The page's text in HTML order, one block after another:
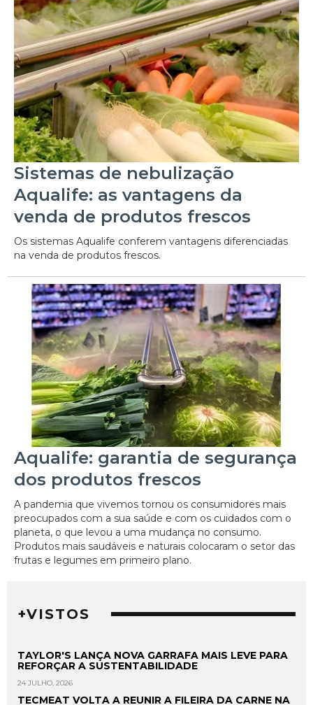
Sistemas de nebulização
Aqualife: as vantagens da
venda de produtos frescos
Os sistemas Aqualife conferem vantagens diferenciadas
na venda de produtos frescos.
Aqualife: garantia de segurança
dos produtos frescos
A pandemia que vivemos tornou os consumidores mais
preocupados com a sua saúde e com os cuidados com o
planeta, o que levou a uma mudança no consumo.
Produtos mais saudáveis e naturais colocaram o setor das
frutas e legumes em primeiro plano.
+VISTOS
TAYLOR'S LANÇA NOVA GARRAFA MAIS LEVE PARA
REFORÇAR A SUSTENTABILIDADE
24 JULHO, 2026
TECMEAT VOLTA A REUNIR A FILEIRA DA CARNE NA